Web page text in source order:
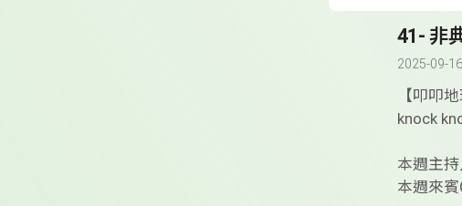
41- 非
2025-09-16
【叩叩
knock
本週主
本週來